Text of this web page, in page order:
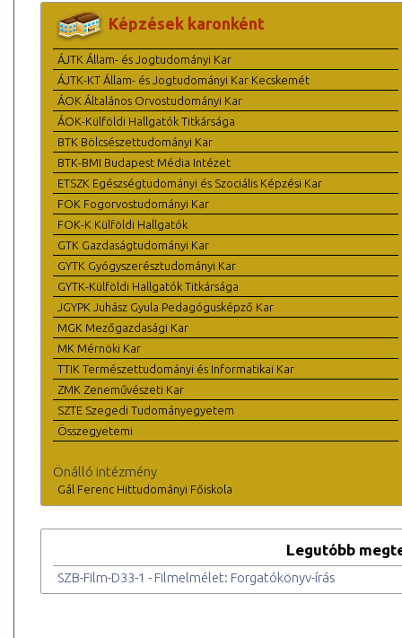
Képzések karonként
ÁJTK Állam- és Jogtudományi Kar
ÁJTK-KT Állam- és Jogtudományi Kar Kecskemét
ÁOK Általános Orvostudományi Kar
ÁOK-Külföldi Hallgatók Titkársága
BTK Bölcsészettudományi Kar
BTK-BMI Budapest Média Intézet
ETSZK Egészségtudományi és Szociális Képzési Kar
FOK Fogorvostudományi Kar
FOK-K Külföldi Hallgatók
GTK Gazdaságtudományi Kar
GYTK Gyógyszerésztudományi Kar
GYTK-Külföldi Hallgatók Titkársága
JGYPK Juhász Gyula Pedagógusképző Kar
MGK Mezőgazdasági Kar
MK Mérnöki Kar
TTIK Természettudományi és Informatikai Kar
ZMK Zeneművészeti Kar
SZTE Szegedi Tudományegyetem
Összegyetemi
Önálló intézmény
Gál Ferenc Hittudományi Főiskola
Legutóbb
SZB-Film-D33-1 - Filmelmélet: Forgatókönyv-írás